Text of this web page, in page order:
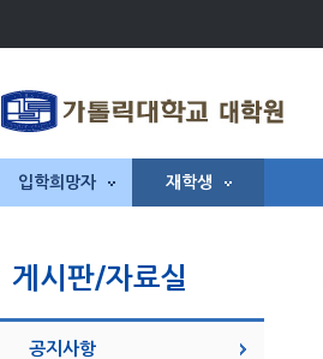
입학희망자 재학생
게시판/자료실
공지사항